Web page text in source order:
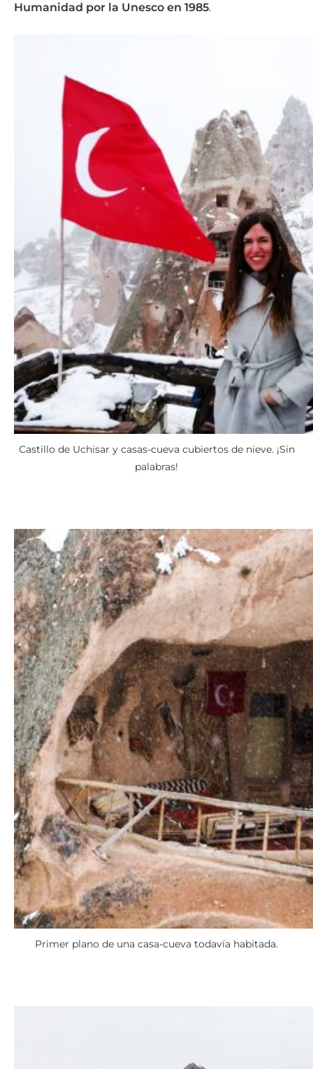
Humanidad por la Unesco en 1985.
Castillo de Uchisar y casas-cueva cubiertos de nieve. ¡Sin
palabras!
Primer plano de una casa-cueva todavía habitada.